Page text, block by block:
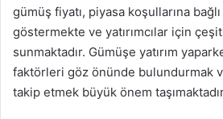
gümüş fiyatı, piyasa koşullarına
göstermekte ve yatırımcılar için
sunmaktadır. Gümüşe yatırım
faktörleri göz önünde bulundurmak
takip etmek büyük önem